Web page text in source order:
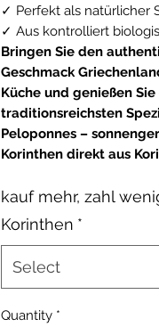
✓ Perfekt als natürlicher
✓ Aus kontrolliert
Bringen Sie den
Geschmack
Küche und genießen
traditionsreichsten
Peloponnes –
Korinthen direkt aus
kauf mehr, zahl
Korinthen *
Select
Quantity *